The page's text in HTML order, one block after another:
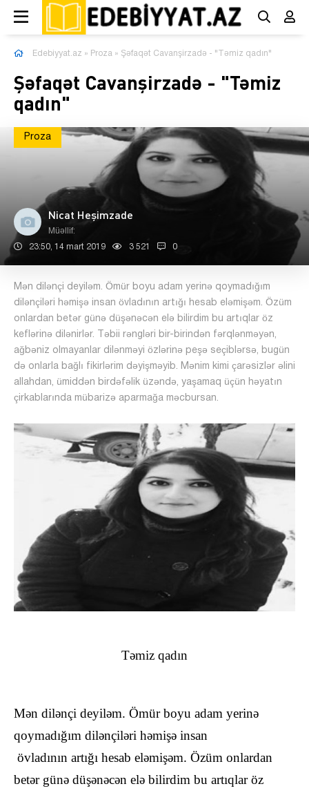
Edebiyyat.az » Proza » Şəfaqət Cavanşirzadə - "Təmiz qadın"
Şəfaqət Cavanşirzadə - "Təmiz
qadın"
Proza
Nicat Heşimzade
Müəllif:
23:50, 14 mart 2019 3 521 0
Mən dilənçi deyiləm. Ömür boyu adam yerinə qoymadığım
dilənçiləri həmişə insan övladının artığı hesab eləmişəm. Özüm
onlardan betər günə düşənəcən elə bilirdim bu artıqlar öz
keflərinə dilənirlər. Təbii rəngləri bir-birindən fərqlənməyən,
ağbəniz olmayanlar dilənməyi özlərinə peşə seçiblərsə, bugün
də onlarla bağlı fikirlərim dəyişməyib. Mənim kimi çarəsizlər əlini
allahdan, ümiddən birdəfəlik üzəndə, yaşamaq üçün həyatın
çirkablarında mübarizə aparmağa məcbursan.
Təmiz qadın
Mən dilənçi deyiləm. Ömür boyu adam yerinə
qoymadığım dilənçiləri həmişə insan
övladının artığı hesab eləmişəm. Özüm onlardan
betər günə düşənəcən elə bilirdim bu artıqlar öz